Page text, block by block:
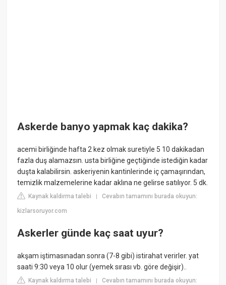
Askerde banyo yapmak kaç dakika?
acemi birliğinde hafta 2 kez olmak suretiyle 5 10 dakikadan
fazla duş alamazsın. usta birliğine geçtiğinde istediğin kadar
duşta kalabilirsin. askeriyenin kantinlerinde iç çamaşırından,
temizlik malzemelerine kadar aklına ne gelirse satılıyor. 5 dk.
Kaynak kaldırma talebi |Cevabın tamamını burada okuyun:
kizlarsoruyor.com
Askerler günde kaç saat uyur?
akşam iştimasınadan sonra (7-8 gibi) istirahat verirler. yat
saati 9:30 veya 10 olur (yemek sırası vb. göre değişir)..
Kaynak kaldırma talebi |Cevabın tamamını burada okuyun: